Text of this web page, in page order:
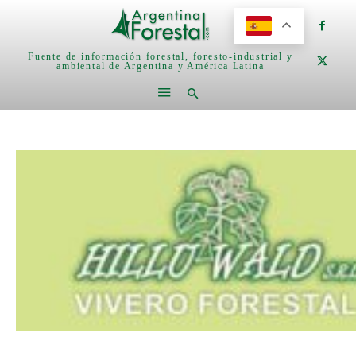
Fuente de información forestal, foresto-industrial y
ambiental de Argentina y América Latina